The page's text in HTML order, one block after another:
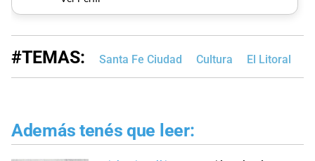
#TEMAS: Santa Fe Ciudad Cultura El Litoral
Además tenés que leer: